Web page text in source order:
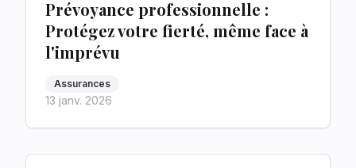
Prévoyance professionnelle :
Protégez votre fierté, même face à
l'imprévu
Assurances
13 janv. 2026